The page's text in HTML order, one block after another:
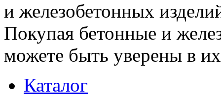
и железобетонных
Покупая бетонные и
можете быть уверены в их
Каталог